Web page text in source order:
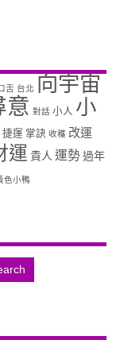
舌 台北 向宇宙
意 對話 小人 小
捷運 掌訣 收穫 改運
運 貴人 運勢過年
色小鴨